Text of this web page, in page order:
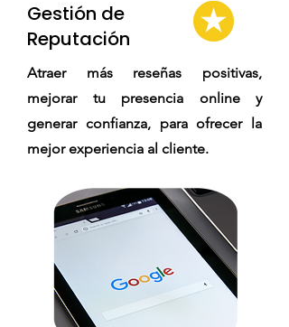
Gestión de
Reputación
Atraer más reseñas positivas,
mejorar tu presencia online y
generar confianza, para ofrecer la
mejor experiencia al cliente.